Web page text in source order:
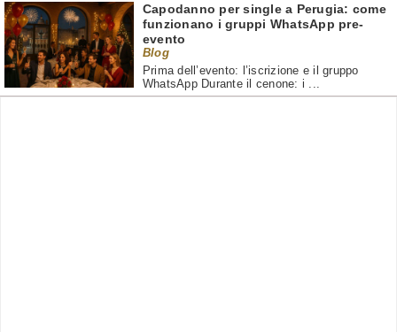
Capodanno per single a Perugia: come
funzionano i gruppi WhatsApp pre-
evento
Blog
Prima dell’evento: l’iscrizione e il gruppo
WhatsApp Durante il cenone: i ...